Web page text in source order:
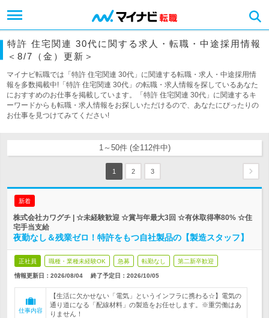
特許 住宅関連 30代に関する求人・転職・中途採用情報
＜8/7（金）更新＞
マイナビ転職では「特許 住宅関連 30代」に関連する転職・求人・中途採用情
報を多数掲載中!「特許 住宅関連 30代」の転職・求人情報を探しているあなた
におすすめのお仕事を掲載しています。「特許 住宅関連 30代」に関連するキ
ーワードからも転職・求人情報をお探しいただけるので、あなたにぴったりの
お仕事を見つけてみてください!
1～50件 (全112件中)
1 2 3
新着
株式会社カワグチ | ☆未経験歓迎 ☆賞与年最大3回 ☆有休取得率80% ☆住
宅手当支給
夜勤なし＆残業ゼロ！特許をもつ自社製品の【製造スタッフ】
正社員 職種・業種未経験OK 急募 転勤なし 第二新卒歓迎
情報更新日：2026/08/04 終了予定日： 2026/10/05
仕事内容
【生活に欠かせない「電気」というインフラに携わる☆】電気の
通り道になる「配線材料」の製造をお任せします。※重労働はあ
りません！